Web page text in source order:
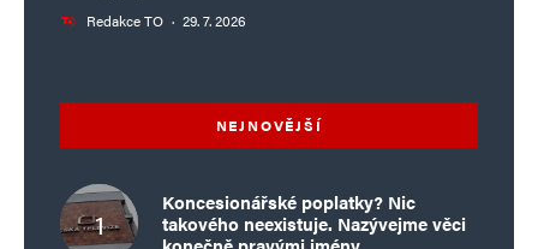
Redakce TO · 29. 7. 2026
NEJNOVĚJŠÍ
Koncesionářské poplatky? Nic
takového neexistuje. Nazývejme věci